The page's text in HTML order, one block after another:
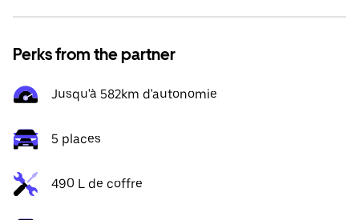
Perks from the partner
Jusqu'à 582km d'autonomie
5 places
490 L de coffre